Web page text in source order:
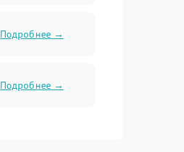
Подробнее →
Подробнее →